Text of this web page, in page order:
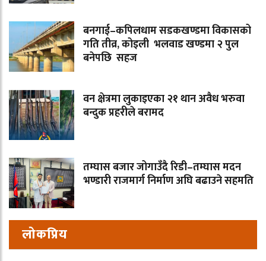
बनगाई–कपिलधाम सडकखण्डमा विकासको
गति तीव्र, कोइली भलवाड खण्डमा २ पुल
बनेपछि सहज
वन क्षेत्रमा लुकाइएका २१ थान अवैध भरुवा
बन्दुक प्रहरीले बरामद
तम्घास बजार जोगाउँदै रिडी–तम्घास मदन
भण्डारी राजमार्ग निर्माण अघि बढाउने सहमति
लोकप्रिय